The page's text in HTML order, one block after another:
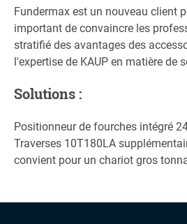
Fundermax est un nouveau client
important de convaincre les
stratifié des avantages des
l'expertise de KAUP en matière de
Solutions :
Positionneur de fourches intégré
Traverses 10T180LA
convient pour un chariot gros